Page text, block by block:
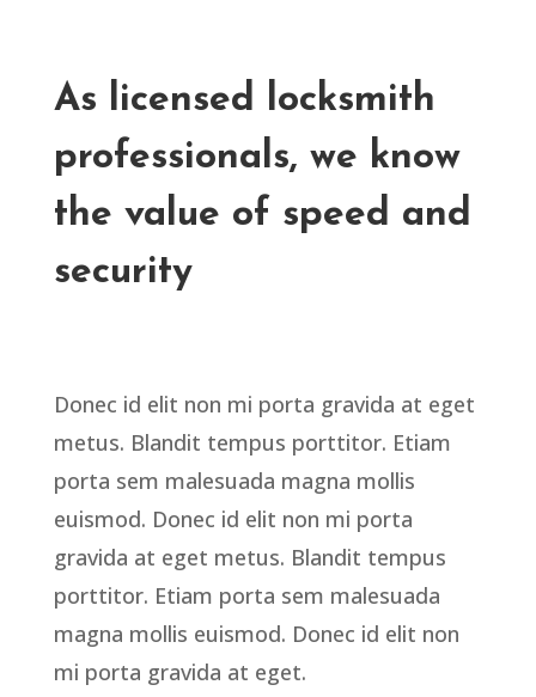
As licensed locksmith
professionals, we know
the value of speed and
security
Donec id elit non mi porta gravida at eget
metus. Blandit tempus porttitor. Etiam
porta sem malesuada magna mollis
euismod. Donec id elit non mi porta
gravida at eget metus. Blandit tempus
porttitor. Etiam porta sem malesuada
magna mollis euismod. Donec id elit non
mi porta gravida at eget.